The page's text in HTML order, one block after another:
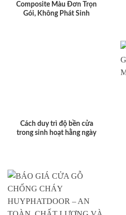
Composite Màu Đơn Trọn
Gói, Không Phát Sinh
Cách duy trì độ bền cửa
trong sinh hoạt hằng ngày